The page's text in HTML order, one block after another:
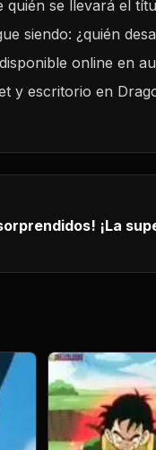
quién se llevará el
siendo: ¿quién
online en
y escritorio en
¡La super